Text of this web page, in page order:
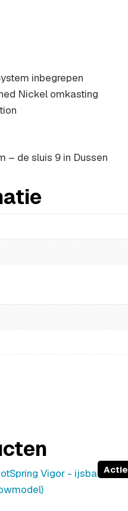
inbegrepen
Nickel omkasting
– de sluis 9 in Dussen
Actie